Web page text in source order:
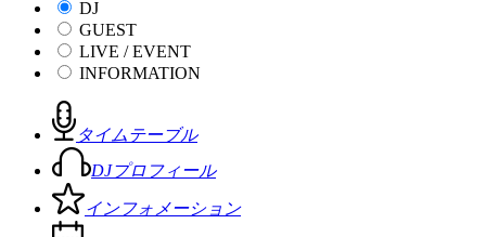
DJ
GUEST
LIVE / EVENT
INFORMATION
タイムテーブル
DJプロフィール
インフォメーション